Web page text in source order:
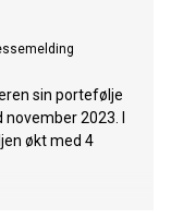
sin portefølje
2023. I
økt med 4